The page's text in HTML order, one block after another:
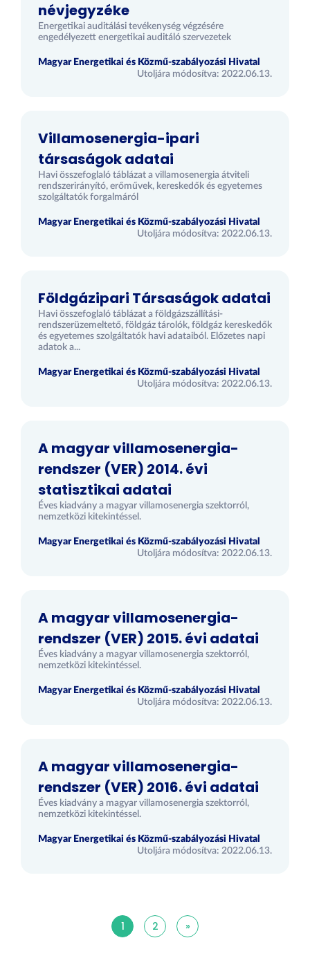
névjegyzéke
Energetikai auditálási tevékenység végzésére
engedélyezett energetikai auditáló szervezetek
Magyar Energetikai és Közmű-szabályozási Hivatal
Utoljára módosítva: 2022.06.13.
Villamosenergia-ipari
társaságok adatai
Havi összefoglaló táblázat a villamosenergia átviteli
rendszerirányító, erőművek, kereskedők és egyetemes
szolgáltatók forgalmáról
Magyar Energetikai és Közmű-szabályozási Hivatal
Utoljára módosítva: 2022.06.13.
Földgázipari Társaságok adatai
Havi összefoglaló táblázat a földgázszállítási-
rendszerüzemeltető, földgáz tárolók, földgáz kereskedők
és egyetemes szolgáltatók havi adataiból. Előzetes napi
adatok a...
Magyar Energetikai és Közmű-szabályozási Hivatal
Utoljára módosítva: 2022.06.13.
A magyar villamosenergia-
rendszer (VER) 2014. évi
statisztikai adatai
Éves kiadvány a magyar villamosenergia szektorról,
nemzetközi kitekintéssel.
Magyar Energetikai és Közmű-szabályozási Hivatal
Utoljára módosítva: 2022.06.13.
A magyar villamosenergia-
rendszer (VER) 2015. évi adatai
Éves kiadvány a magyar villamosenergia szektorról,
nemzetközi kitekintéssel.
Magyar Energetikai és Közmű-szabályozási Hivatal
Utoljára módosítva: 2022.06.13.
A magyar villamosenergia-
rendszer (VER) 2016. évi adatai
Éves kiadvány a magyar villamosenergia szektorról,
nemzetközi kitekintéssel.
Magyar Energetikai és Közmű-szabályozási Hivatal
Utoljára módosítva: 2022.06.13.
1 2 »